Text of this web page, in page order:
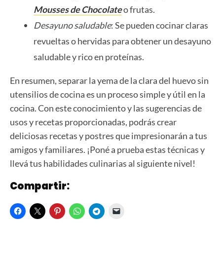
Mousses de Chocolateo frutas.
Desayuno saludable: Se pueden cocinar claras
revueltas o hervidas para obtener un desayuno
saludable y rico en proteínas.
En resumen, separar la yema de la clara del huevo sin
utensilios de cocina es un proceso simple y útil en la
cocina. Con este conocimiento y las sugerencias de
usos y recetas proporcionadas, podrás crear
deliciosas recetas y postres que impresionarán a tus
amigos y familiares. ¡Poné a prueba estas técnicas y
llevá tus habilidades culinarias al siguiente nivel!
Compartir: